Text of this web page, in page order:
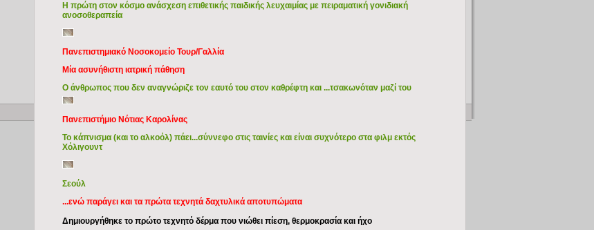
Η πρώτη στον κόσμο ανάσχεση επιθετικής παιδικής λευχαιμίας με πειραματική γονιδιακή
ανοσοθεραπεία
Πανεπιστημιακό Νοσοκομείο Τουρ/Γαλλία
Μία ασυνήθιστη ιατρική πάθηση
Ο άνθρωπος που δεν αναγνώριζε τον εαυτό του στον καθρέφτη και ...τσακωνόταν μαζί του
Πανεπιστήμιο Νότιας Καρολίνας
Το κάπνισμα (και το αλκοόλ) πάει...σύννεφο στις ταινίες και είναι συχνότερο στα φιλμ εκτός
Χόλιγουντ
Σεούλ
...ενώ παράγει και τα πρώτα τεχνητά δαχτυλικά αποτυπώματα
Δημιουργήθηκε το πρώτο τεχνητό δέρμα που νιώθει πίεση, θερμοκρασία και ήχο